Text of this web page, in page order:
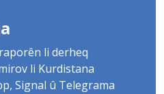
li derheq
li Kurdistana
Signal û Telegrama